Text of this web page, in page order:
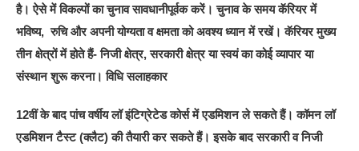
है। ऐसे में विकल्पों का चुनाव सावधानीपूर्वक करें। चुनाव के समय कॅरियर में
भविष्य, रुचि और अपनी योग्यता व क्षमता को अवश्य ध्यान में रखें। कॅरियर मुख्य
तीन क्षेत्रों में होते हैं- निजी क्षेत्र, सरकारी क्षेत्र या स्वयं का कोई व्यापार या
संस्थान शुरू करना। विधि सलाहकार
12वीं के बाद पांच वर्षीय लॉ इंटिग्रेटेड कोर्स में एडमिशन ले सकते हैं। कॉमन लॉ
एडमिशन टैस्ट (क्लैट) की तैयारी कर सकते हैं। इसके बाद सरकारी व निजी